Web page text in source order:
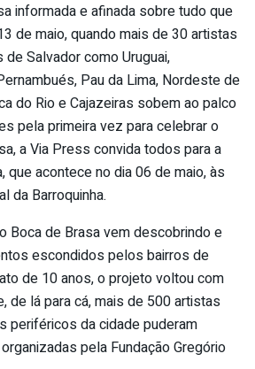
informada e afinada sobre tudo que
de maio, quando mais de 30 artistas
Salvador como Uruguai,
Pau da Lima, Nordeste de
do Rio e Cajazeiras sobem ao palco
pela primeira vez para celebrar o
a Via Press convida todos para a
que acontece no dia 06 de maio, às
da Barroquinha.
Boca de Brasa vem descobrindo e
escondidos pelos bairros de
de 10 anos, o projeto voltou com
de lá para cá, mais de 500 artistas
periféricos da cidade puderam
pela Fundação Gregório